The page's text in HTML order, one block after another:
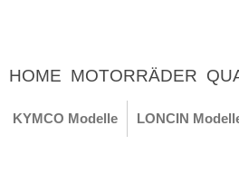
HOME MOTORRÄDER
UNTERNEHMEN
KYMCO Modelle LONCIN